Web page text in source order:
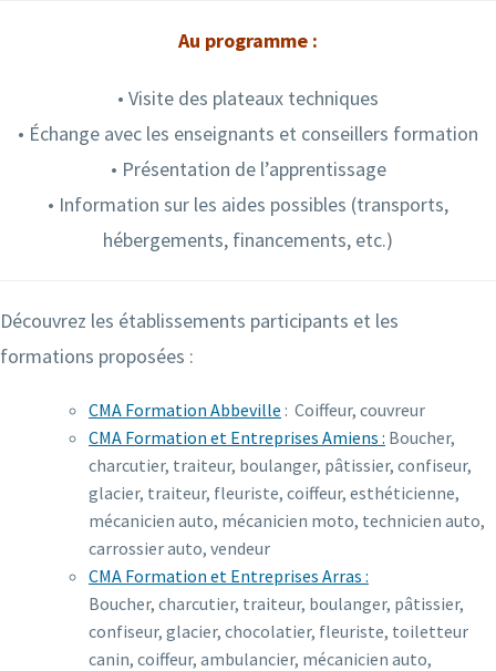
Au programme :
• Visite des plateaux techniques
• Échange avec les enseignants et conseillers formation
• Présentation de l’apprentissage
• Information sur les aides possibles (transports,
hébergements, financements, etc.)
Découvrez les établissements participants et les
formations proposées :
CMA Formation Abbeville : Coiffeur, couvreur
CMA Formation et Entreprises Amiens : Boucher,
charcutier, traiteur, boulanger, pâtissier, confiseur,
glacier, traiteur, fleuriste, coiffeur, esthéticienne,
mécanicien auto, mécanicien moto, technicien auto,
carrossier auto, vendeur
CMA Formation et Entreprises Arras :
Boucher, charcutier, traiteur, boulanger, pâtissier,
confiseur, glacier, chocolatier, fleuriste, toiletteur
canin, coiffeur, ambulancier, mécanicien auto,